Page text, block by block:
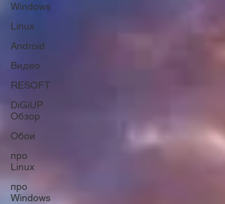
Windows
Linux
Android
Видео
RESOFT
DiGiUP
Обзор
Обои
про
Linux
про
Windows